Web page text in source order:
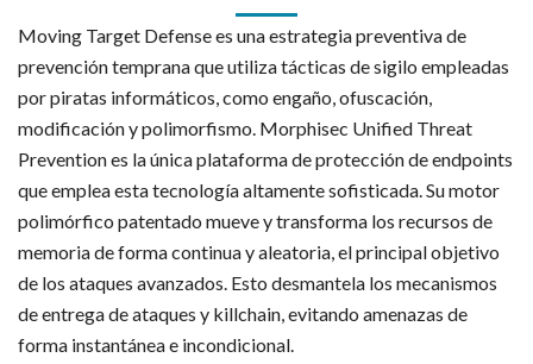
Moving Target Defense es una estrategia preventiva de
prevención temprana que utiliza tácticas de sigilo empleadas
por piratas informáticos, como engaño, ofuscación,
modificación y polimorfismo. Morphisec Unified Threat
Prevention es la única plataforma de protección de endpoints
que emplea esta tecnología altamente sofisticada. Su motor
polimórfico patentado mueve y transforma los recursos de
memoria de forma continua y aleatoria, el principal objetivo
de los ataques avanzados. Esto desmantela los mecanismos
de entrega de ataques y killchain, evitando amenazas de
forma instantánea e incondicional.